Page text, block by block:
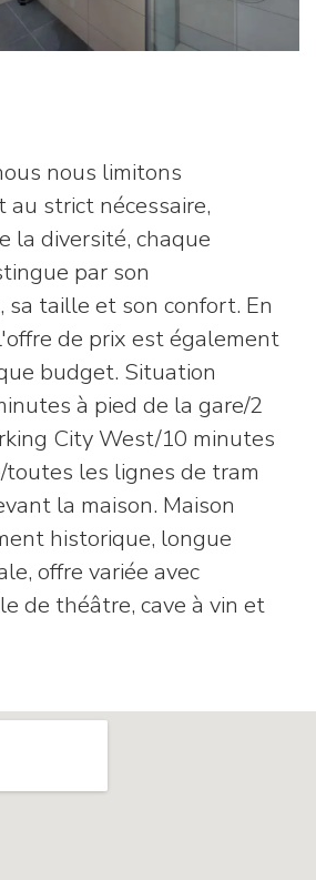
nous limitons
strict nécessaire,
la diversité, chaque
par son
sa taille et son confort. En
de prix est également
budget. Situation
à pied de la gare/2
City West/10 minutes
les lignes de tram
la maison. Maison
historique, longue
offre variée avec
de théâtre, cave à vin et